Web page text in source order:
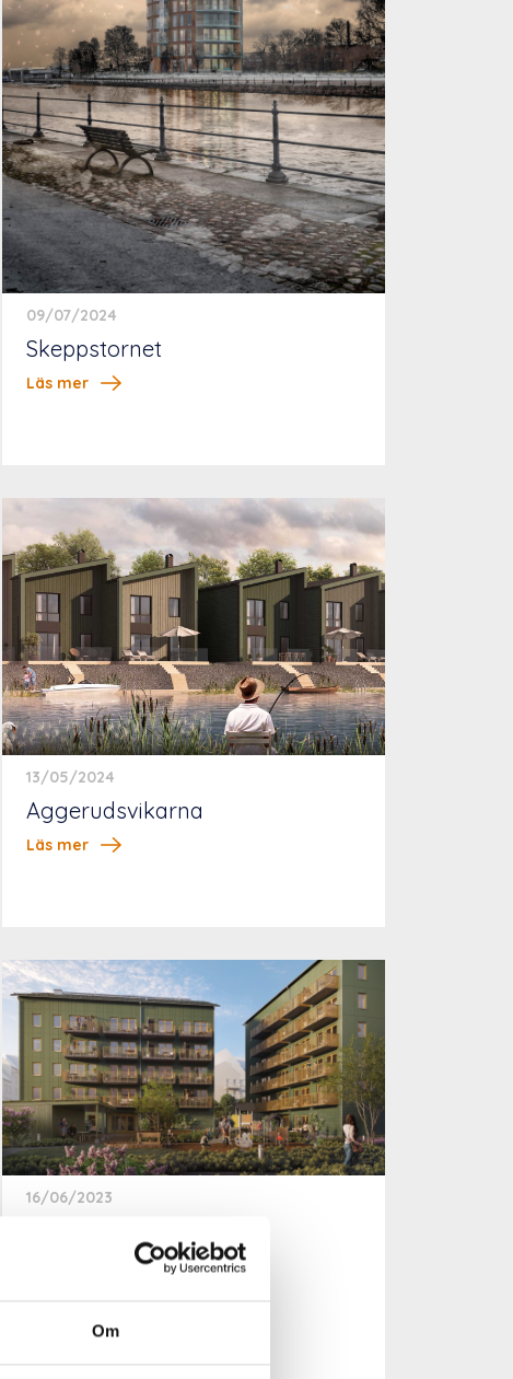
Om
09/07/2024
Skeppstornet
Läs mer
13/05/2024
Aggerudsvikarna
Läs mer
16/06/2023